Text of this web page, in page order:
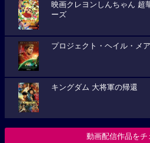
映画クレヨンしんちゃん 超
ーズ
プロジェクト・ヘイル・メ
キングダム 大将軍の帰還
動画配信作品をチ